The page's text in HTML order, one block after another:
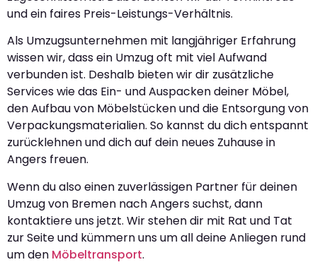
und ein faires Preis-Leistungs-Verhältnis.
Als Umzugsunternehmen mit langjähriger Erfahrung
wissen wir, dass ein Umzug oft mit viel Aufwand
verbunden ist. Deshalb bieten wir dir zusätzliche
Services wie das Ein- und Auspacken deiner Möbel,
den Aufbau von Möbelstücken und die Entsorgung von
Verpackungsmaterialien. So kannst du dich entspannt
zurücklehnen und dich auf dein neues Zuhause in
Angers freuen.
Wenn du also einen zuverlässigen Partner für deinen
Umzug von Bremen nach Angers suchst, dann
kontaktiere uns jetzt. Wir stehen dir mit Rat und Tat
zur Seite und kümmern uns um all deine Anliegen rund
um den Möbeltransport.